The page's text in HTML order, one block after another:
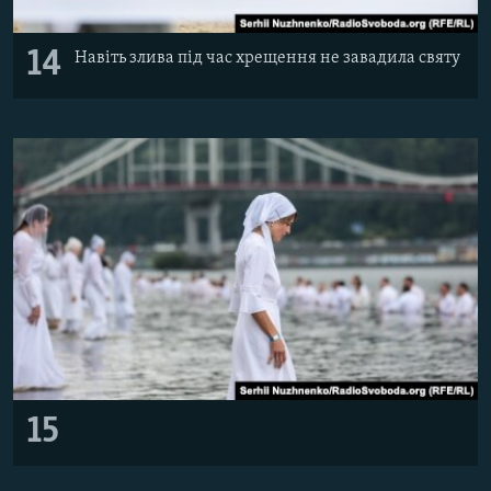
14 Навіть злива під час хрещення не завадила святу
15